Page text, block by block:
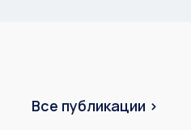
Все публикации ›